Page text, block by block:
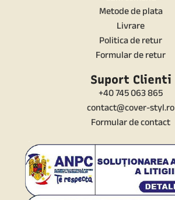
Metode de plata
Livrare
Politica de retur
Formular de retur
Suport Clienti
+40 745 063 865
contact@cover-styl.ro
Formular de contact